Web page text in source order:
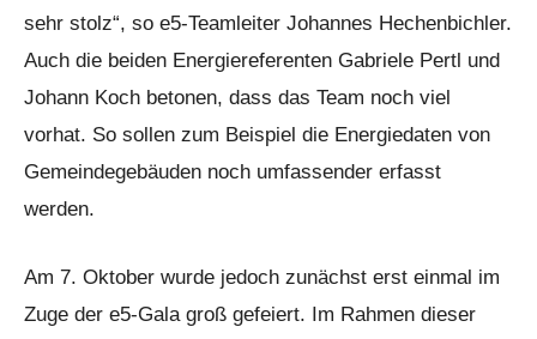
sehr stolz“, so e5-Teamleiter Johannes Hechenbichler.
Auch die beiden Energiereferenten Gabriele Pertl und
Johann Koch betonen, dass das Team noch viel
vorhat. So sollen zum Beispiel die Energiedaten von
Gemeindegebäuden noch umfassender erfasst
werden.
Am 7. Oktober wurde jedoch zunächst erst einmal im
Zuge der e5-Gala groß gefeiert. Im Rahmen dieser